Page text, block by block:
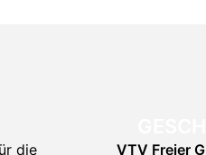
die
VTV Freier